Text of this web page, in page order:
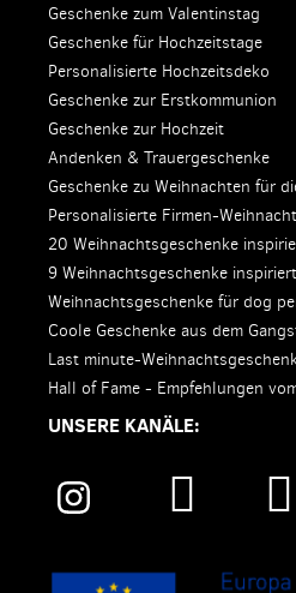
Geschenke zum Valentinstag
Geschenke für Hochzeitstage
Personalisierte Hochzeitsdeko
Geschenke zur Erstkommunion
Geschenke zur Hochzeit
Andenken & Trauergeschenke
Geschenke zu Weihnachten für
Personalisierte Firmen-
20 Weihnachtsgeschenke
9 Weihnachtsgeschenke
Weihnachtsgeschenke für dog
Coole Geschenke aus dem
Last minute-
Hall of Fame - Empfehlungen
UNSERE KANÄLE: